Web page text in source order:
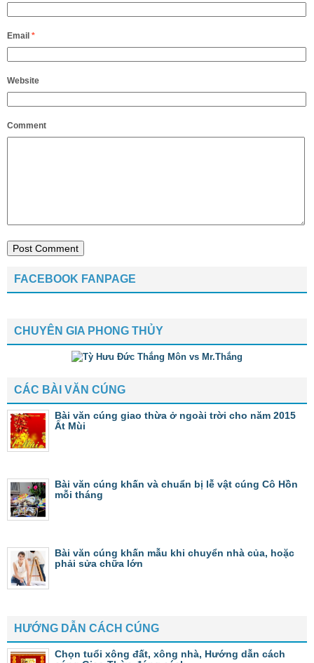
Email *
Website
Comment
FACEBOOK FANPAGE
CHUYÊN GIA PHONG THỦY
CÁC BÀI VĂN CÚNG
Bài văn cúng giao thừa ở ngoài trời cho năm 2015
Ất Mùi
Bài văn cúng khấn và chuẩn bị lễ vật cúng Cô Hồn
mỗi tháng
Bài văn cúng khấn mẫu khi chuyển nhà của, hoặc
phải sửa chữa lớn
HƯỚNG DẪN CÁCH CÚNG
Chọn tuổi xông đất, xông nhà, Hướng dẫn cách